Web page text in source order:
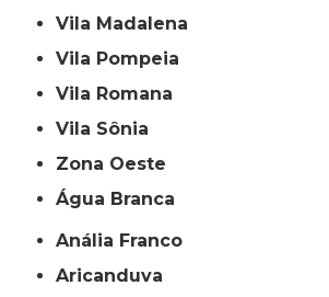
Vila Madalena
Vila Pompeia
Vila Romana
Vila Sônia
Zona Oeste
Água Branca
Anália Franco
Aricanduva